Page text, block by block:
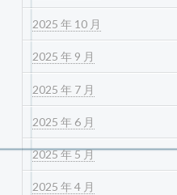
2025 年 10 月
2025 年 9 月
2025 年 7 月
2025 年 6 月
2025 年 5 月
2025 年 4 月